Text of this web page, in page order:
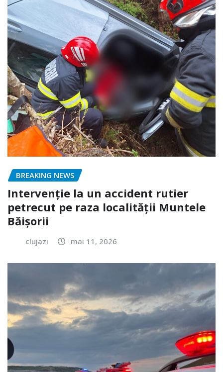
BREAKING NEWS
Intervenție la un accident rutier
petrecut pe raza localității Muntele
Băișorii
clujazi mai 11, 2026